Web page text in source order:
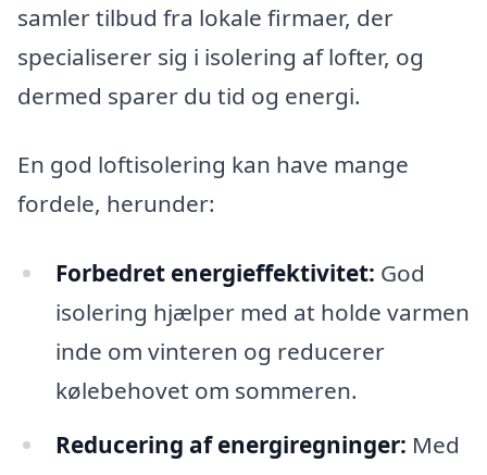
samler tilbud fra lokale firmaer, der
specialiserer sig i isolering af lofter, og
dermed sparer du tid og energi.
En god loftisolering kan have mange
fordele, herunder:
Forbedret energieffektivitet: God
isolering hjælper med at holde varmen
inde om vinteren og reducerer
kølebehovet om sommeren.
Reducering af energiregninger: Med